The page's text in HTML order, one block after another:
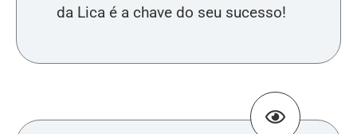
da Lica é a chave do seu sucesso!